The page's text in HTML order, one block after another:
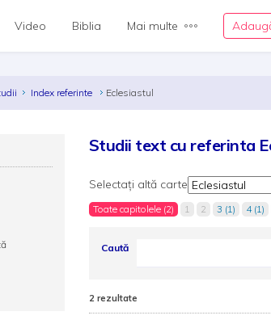
Video Biblia Mai multe
Index referinte Eclesiastul
Studii text cu referinta
Selectați altă carte
Toate capitolele (2) 1 2 3 (1) 4 (1)
Caută
2 rezultate